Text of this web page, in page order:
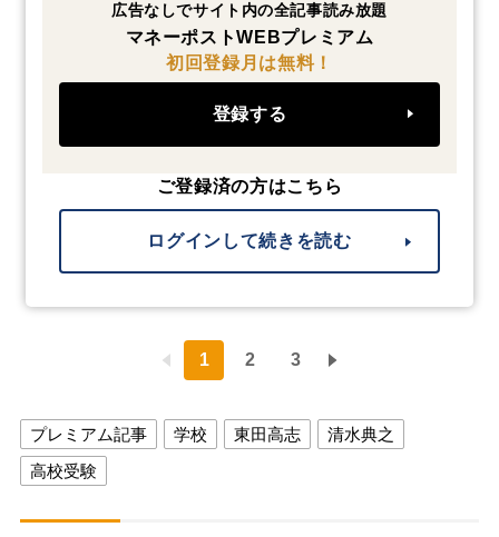
広告なしでサイト内の全記事読み放題
マネーポストWEBプレミアム
初回登録月は無料！
登録する
ご登録済の方はこちら
ログインして続きを読む
1 2 3
プレミアム記事 学校 東田高志
清水典之
高校受験